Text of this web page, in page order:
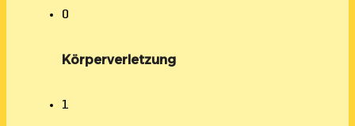
0
Körperverletzung
1